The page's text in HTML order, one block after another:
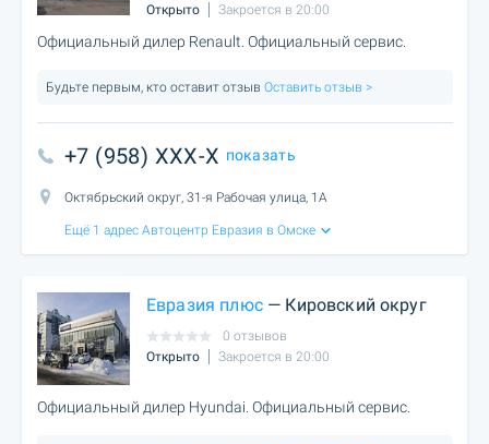
Открыто
Закроется в 20:00
Официальный дилер Renault. Официальный сервис.
Будьте первым, кто оставит отзыв Оставить отзыв >
+7 (958) XXX-X показать
Октябрьский округ, 31-я Рабочая улица, 1А
Ещё 1 адрес Автоцентр Евразия в Омске
Евразия плюс— Кировский округ
0 отзывов
Открыто
Закроется в 20:00
Официальный дилер Hyundai. Официальный сервис.